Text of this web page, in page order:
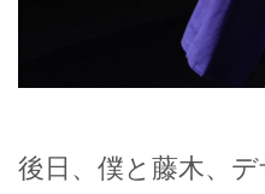
後日、僕と藤木、